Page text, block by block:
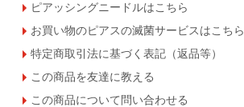
ピアッシングニードルはこちら
お買い物のピアスの滅菌サービスはこちら
特定商取引法に基づく表記（返品等）
この商品を友達に教える
この商品について問い合わせる